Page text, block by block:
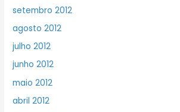
setembro 2012
agosto 2012
julho 2012
junho 2012
maio 2012
abril 2012